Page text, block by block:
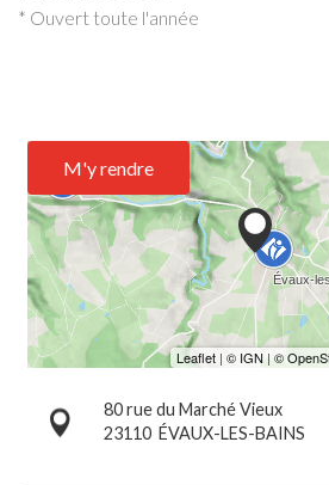
* Ouvert toute l'année
M'y rendre
80 rue du Marché Vieux
23110 ÉVAUX-LES-BAINS